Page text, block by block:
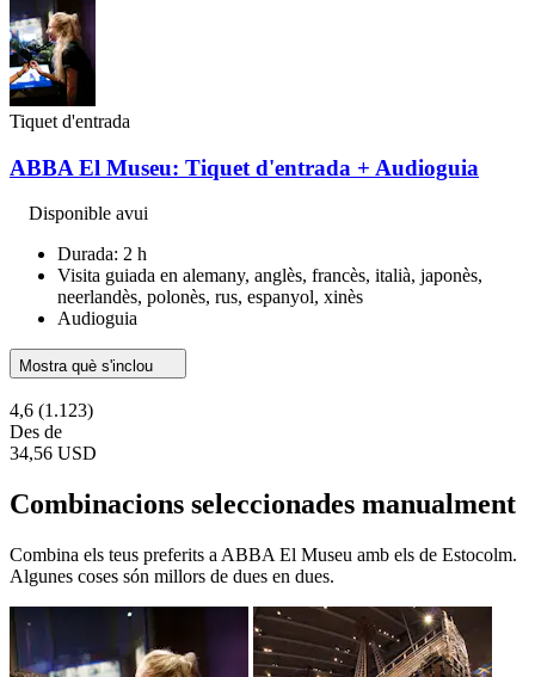
Tiquet d'entrada
ABBA El Museu: Tiquet d'entrada + Audioguia
Disponible avui
Durada: 2 h
Visita guiada en alemany, anglès, francès, italià, japonès,
neerlandès, polonès, rus, espanyol, xinès
Audioguia
Mostra què s'inclou
4,6 (1.123)
Des de
34,56 USD
Combinacions seleccionades manualment
Combina els teus preferits a ABBA El Museu amb els de Estocolm.
Algunes coses són millors de dues en dues.